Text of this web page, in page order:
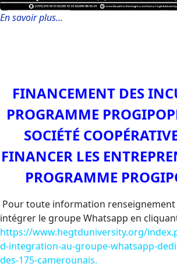
En savoir plus...
FINANCEMENT DES
PROGRAMME
SOCIÉTÉ
FINANCER LES
PROGRAMME
Pour toute information
intégrer le groupe Whatsapp en
https://www.hegtduniversity.org/
d-integration-au-groupe-whatsapp-
des-175-camerounais.